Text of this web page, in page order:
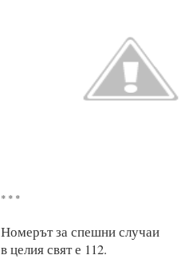
* * *
Номерът за спешни случаи
в целия свят е 112.